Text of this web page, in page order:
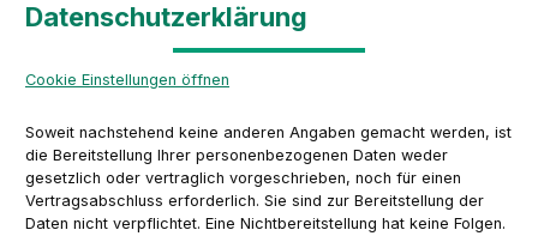
Datenschutzerklärung
Cookie Einstellungen öffnen
Soweit nachstehend keine anderen Angaben gemacht werden, ist
die Bereitstellung Ihrer personenbezogenen Daten weder
gesetzlich oder vertraglich vorgeschrieben, noch für einen
Vertragsabschluss erforderlich. Sie sind zur Bereitstellung der
Daten nicht verpflichtet. Eine Nichtbereitstellung hat keine Folgen.